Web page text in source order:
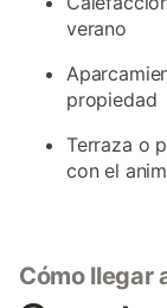
verano
propiedad
Terraza o
con el
Cómo llegar